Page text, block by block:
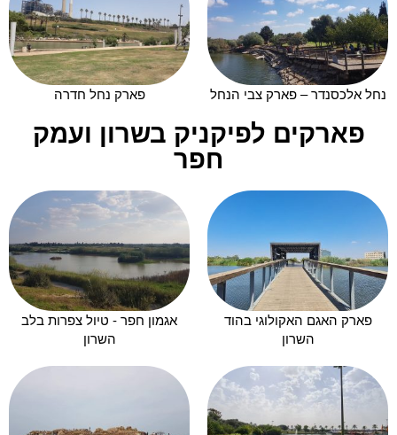
נחל אלכסנדר – פארק צבי הנחל פארק נחל חדרה
פארקים לפיקניק בשרון ועמק
חפר
פארק האגם האקולוגי בהוד
השרון
אגמון חפר - טיול צפרות בלב
השרון